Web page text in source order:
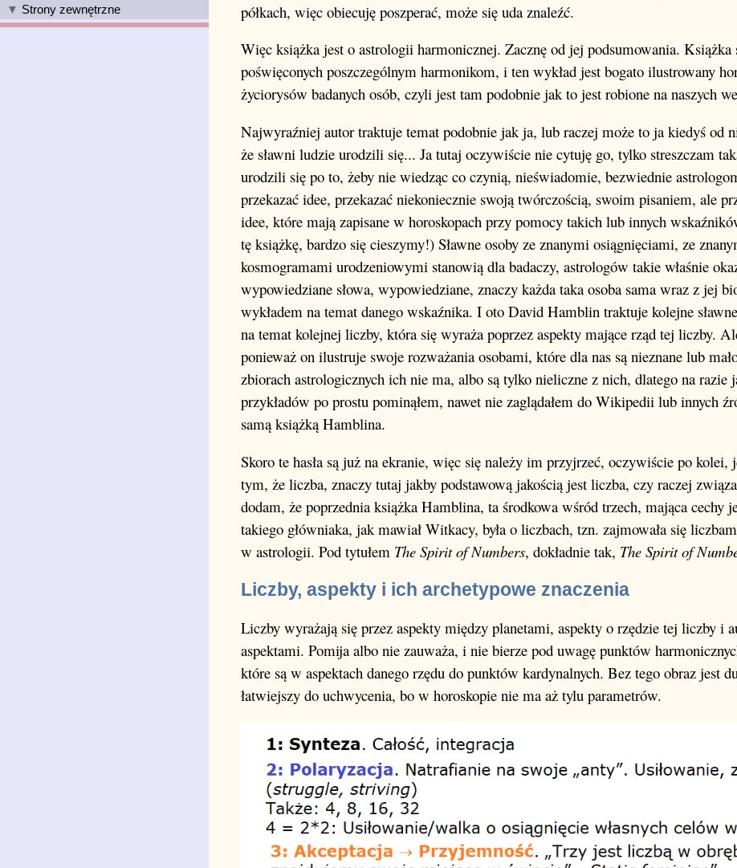
półkach, więc obiecuję poszperać, może się uda znaleźć.
Więc książka jest o astrologii harmonicznej. Zacznę od jej podsumowania. Książka
poświęconych poszczególnym harmonikom, i ten wykład jest bogato ilustrowany
życiorysów badanych osób, czyli jest tam podobnie jak to jest robione na naszych
Najwyraźniej autor traktuje temat podobnie jak ja, lub raczej może to ja kiedyś od
że sławni ludzie urodzili się... Ja tutaj oczywiście nie cytuję go, tylko streszczam
urodzili się po to, żeby nie wiedząc co czynią, nieświadomie, bezwiednie
przekazać idee, przekazać niekoniecznie swoją twórczością, swoim pisaniem, ale
idee, które mają zapisane w horoskopach przy pomocy takich lub innych
tę książkę, bardzo się cieszymy!) Sławne osoby ze znanymi osiągnięciami, ze
kosmogramami urodzeniowymi stanowią dla badaczy, astrologów takie właśnie
wypowiedziane słowa, wypowiedziane, znaczy każda taka osoba sama wraz z jej
wykładem na temat danego wskaźnika. I oto David Hamblin traktuje kolejne
na temat kolejnej liczby, która się wyraża poprzez aspekty mające rząd tej liczby.
ponieważ on ilustruje swoje rozważania osobami, które dla nas są nieznane lub
zbiorach astrologicznych ich nie ma, albo są tylko nieliczne z nich, dlatego na razie
przykładów po prostu pominąłem, nawet nie zaglądałem do Wikipedii lub innych
samą książką Hamblina.
Skoro te hasła są już na ekranie, więc się należy im przyjrzeć, oczywiście po kolei,
tym, że liczba, znaczy tutaj jakby podstawową jakością jest liczba, czy raczej
dodam, że poprzednia książka Hamblina, ta środkowa wśród trzech, mająca cechy
takiego główniaka, jak mawiał Witkacy, była o liczbach, tzn. zajmowała się
w astrologii. Pod tytułem The Spirit of Numbers, dokładnie tak, The Spirit of
Liczby, aspekty i ich archetypowe znaczenia
Liczby wyrażają się przez aspekty między planetami, aspekty o rzędzie tej liczby i
aspektami. Pomija albo nie zauważa, i nie bierze pod uwagę punktów
które są w aspektach danego rzędu do punktów kardynalnych. Bez tego obraz jest
łatwiejszy do uchwycenia, bo w horoskopie nie ma aż tylu parametrów.
Strony zewnętrzne